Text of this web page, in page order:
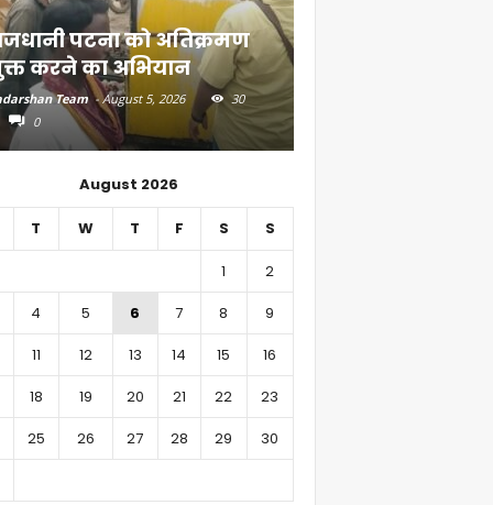
पटना को अतिक्रमण
करने का अभियान
Team - August 5, 2026
30
0
August 2026
T W T F S S
1
2
4 5 6 7 8
9
11 12 13 14 15
16
18 19 20 21 22
23
25 26 27 28 29
30